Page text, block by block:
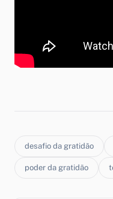
desafio da gratidão
poder da gratidão